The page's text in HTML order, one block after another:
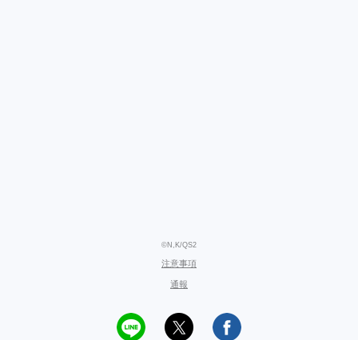
©N,K/QS2
注意事項
通報